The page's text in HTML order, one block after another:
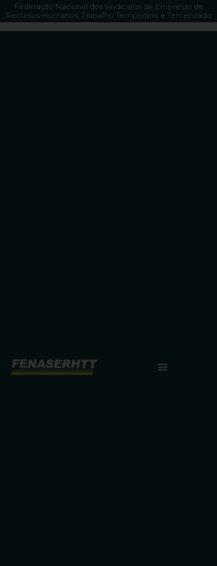
Federação Nacional dos Sindicatos de Empresas de
Recursos Humanos, Trabalho Temporário e Terceirizado